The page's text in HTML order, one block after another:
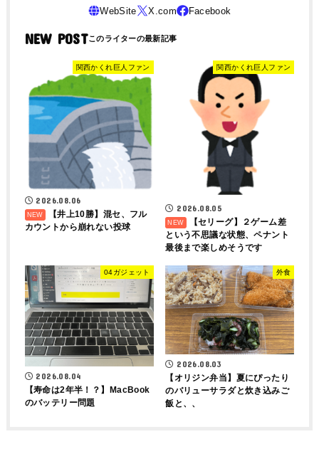
NEW POST
関西かくれ巨人ファン
2026.08.06
【井上10勝】混セ、フル
カウントから崩れない投球
関西かくれ巨人ファン
2026.08.05
【セリーグ】２ゲーム差
という不思議な状態、ペナント
最後まで楽しめそうです
04ガジェット
2026.08.04
【寿命は2年半！？】MacBook
のバッテリー問題
外食
2026.08.03
【オリジン弁当】夏にぴったり
のバリューサラダと炊き込みご
飯と、、